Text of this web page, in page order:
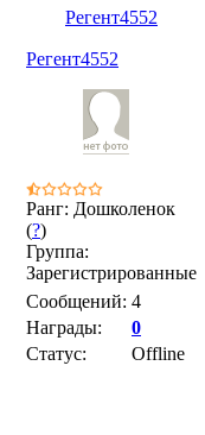
Регент4552
Регент4552
Ранг: Дошколенок
(?)
Группа:
Зарегистрированные
Сообщений: 4
Награды:
0
Статус:
Offline